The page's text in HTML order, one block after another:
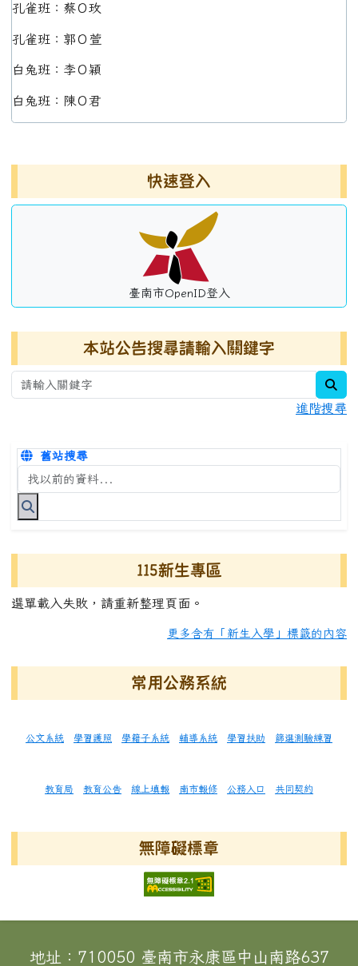
孔雀班：蔡Ｏ玫
孔雀班：郭Ｏ萱
白兔班：李Ｏ穎
白兔班：陳Ｏ君
快速登入
臺南市OpenID登入
本站公告搜尋請輸入關鍵字
進階搜尋
舊站搜尋
搜尋台南市永康國小全球資訊網關鍵字
115新生專區
選單載入失敗，請重新整理頁面。
更多含有「新生入學」標籤的內容
常用公務系統
公文系統 學習護照 學籍子系統 輔導系統 學習扶助 篩選測驗練習
教育局 教育公告 線上填報 南市報修 公務入口 共同契約
無障礙標章
頁尾區域內容
地址：710050 臺南市永康區中山南路637